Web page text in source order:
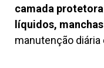
camada
líquidos,
manutenção diária